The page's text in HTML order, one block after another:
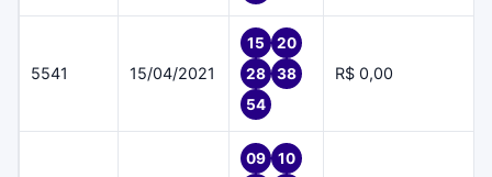
5541 15/04/2021
15
20
28
38
54
R$ 0,00
09
10